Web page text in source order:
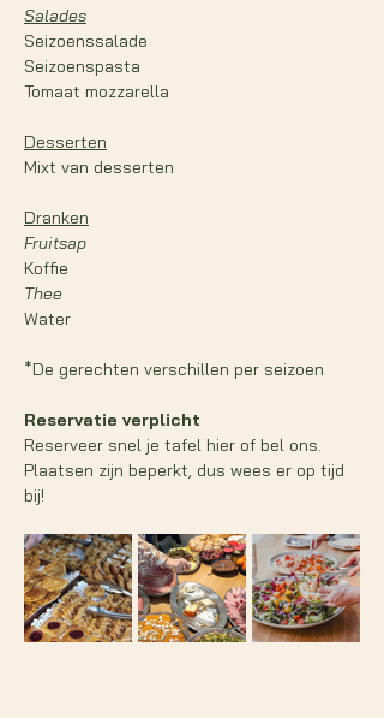
Salades
Seizoenssalade
Seizoenspasta
Tomaat mozzarella
Desserten
Mixt van desserten
Dranken
Fruitsap
Koffie
Thee
Water
*De gerechten verschillen per seizoen
Reservatie verplicht
Reserveer snel je tafel hier of bel ons.
Plaatsen zijn beperkt, dus wees er op tijd
bij!